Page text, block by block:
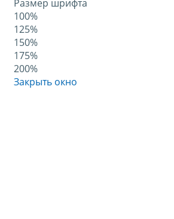
Размер шрифта
100%
125%
150%
175%
200%
Закрыть окно